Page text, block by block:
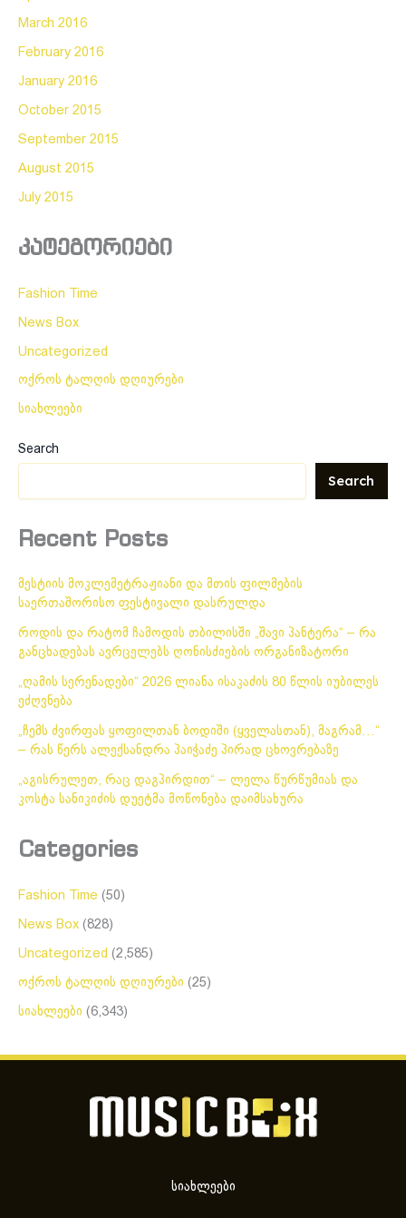
March 2016
February 2016
January 2016
October 2015
September 2015
August 2015
July 2015
კატეგორიები
Fashion Time
News Box
Uncategorized
ოქროს ტალღის დღიურები
სიახლეები
Search
Search
Recent Posts
მესტიის მოკლემეტრაჟიანი და მთის ფილმების
საერთაშორისო ფესტივალი დასრულდა
როდის და რატომ ჩამოდის თბილისში „შავი პანტერა“ – რა
განცხადებას ავრცელებს ღონისძიების ორგანიზატორი
„ღამის სერენადები“ 2026 ლიანა ისაკაძის 80 წლის იუბილეს
ეძღვნება
„ჩემს ძვირფას ყოფილთან ბოდიში (ყველასთან), მაგრამ…“
– რას წერს ალექსანდრა პაიჭაძე პირად ცხოვრებაზე
„აგისრულეთ, რაც დაგპირდით“ – ლელა წურწუმიას და
კოსტა სანიკიძის დუეტმა მოწონება დაიმსახურა
Categories
Fashion Time (50)
News Box (828)
Uncategorized (2,585)
ოქროს ტალღის დღიურები (25)
სიახლეები (6,343)
სიახლეები